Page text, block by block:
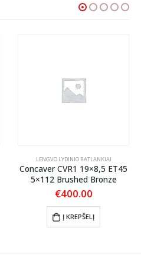
LENGVO LYDINIO RATLANKIAI
Concaver CVR1 19×8,5 ET45
5×112 Brushed Bronze
€400.00
Į KREPŠELĮ